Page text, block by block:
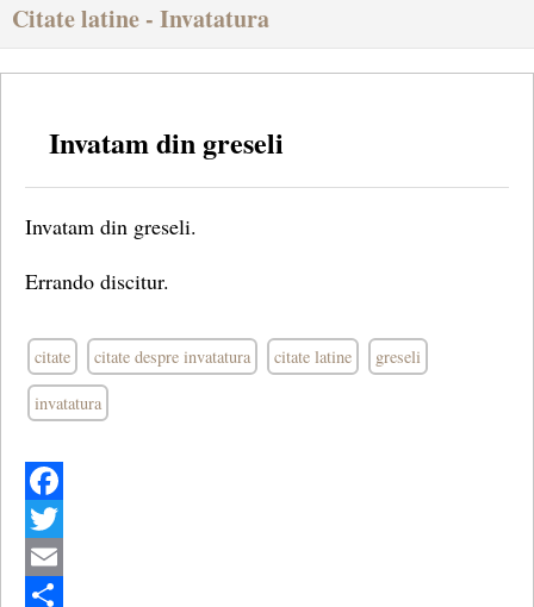
Citate latine - Invatatura
Invatam din greseli
Invatam din greseli.
Errando discitur.
citate citate despre invatatura citate latine greseli
invatatura
Facebook
Twitter
Email